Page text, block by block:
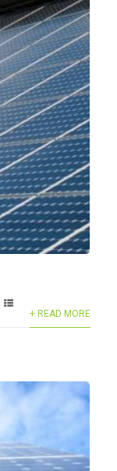
+ READ MORE